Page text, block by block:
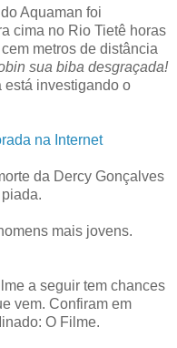
Aquaman foi
cima no Rio Tietê horas
metros de distância
sua biba desgraçada!
está investigando o
na Internet
da Dercy Gonçalves
mais jovens.
a seguir tem chances
vem. Confiram em
O Filme.